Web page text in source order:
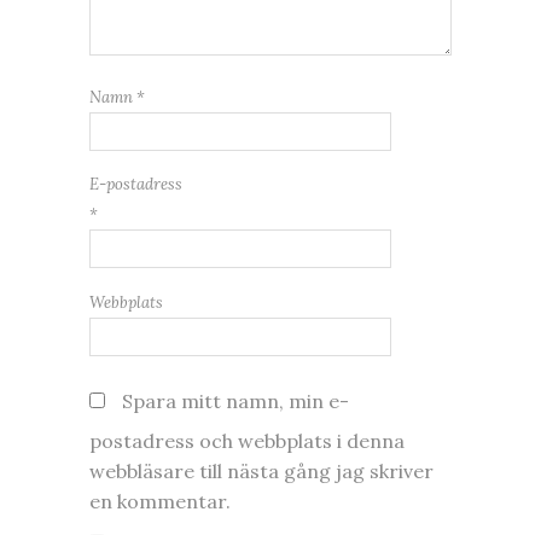
Namn *
E-postadress
*
Webbplats
Spara mitt namn, min e-
postadress och webbplats i denna
webbläsare till nästa gång jag skriver
en kommentar.